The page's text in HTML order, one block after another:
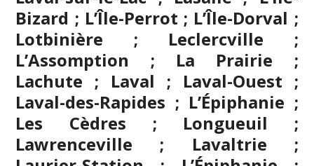
Bizard ; L’Île-Perrot ; L’Île-Dorval ;
Lotbinière ; Leclercville ;
L’Assomption ; La Prairie ;
Lachute ; Laval ; Laval-Ouest ;
Laval-des-Rapides ; L’Épiphanie ;
Les Cèdres ; Longueuil ;
Lawrenceville ; Lavaltrie ;